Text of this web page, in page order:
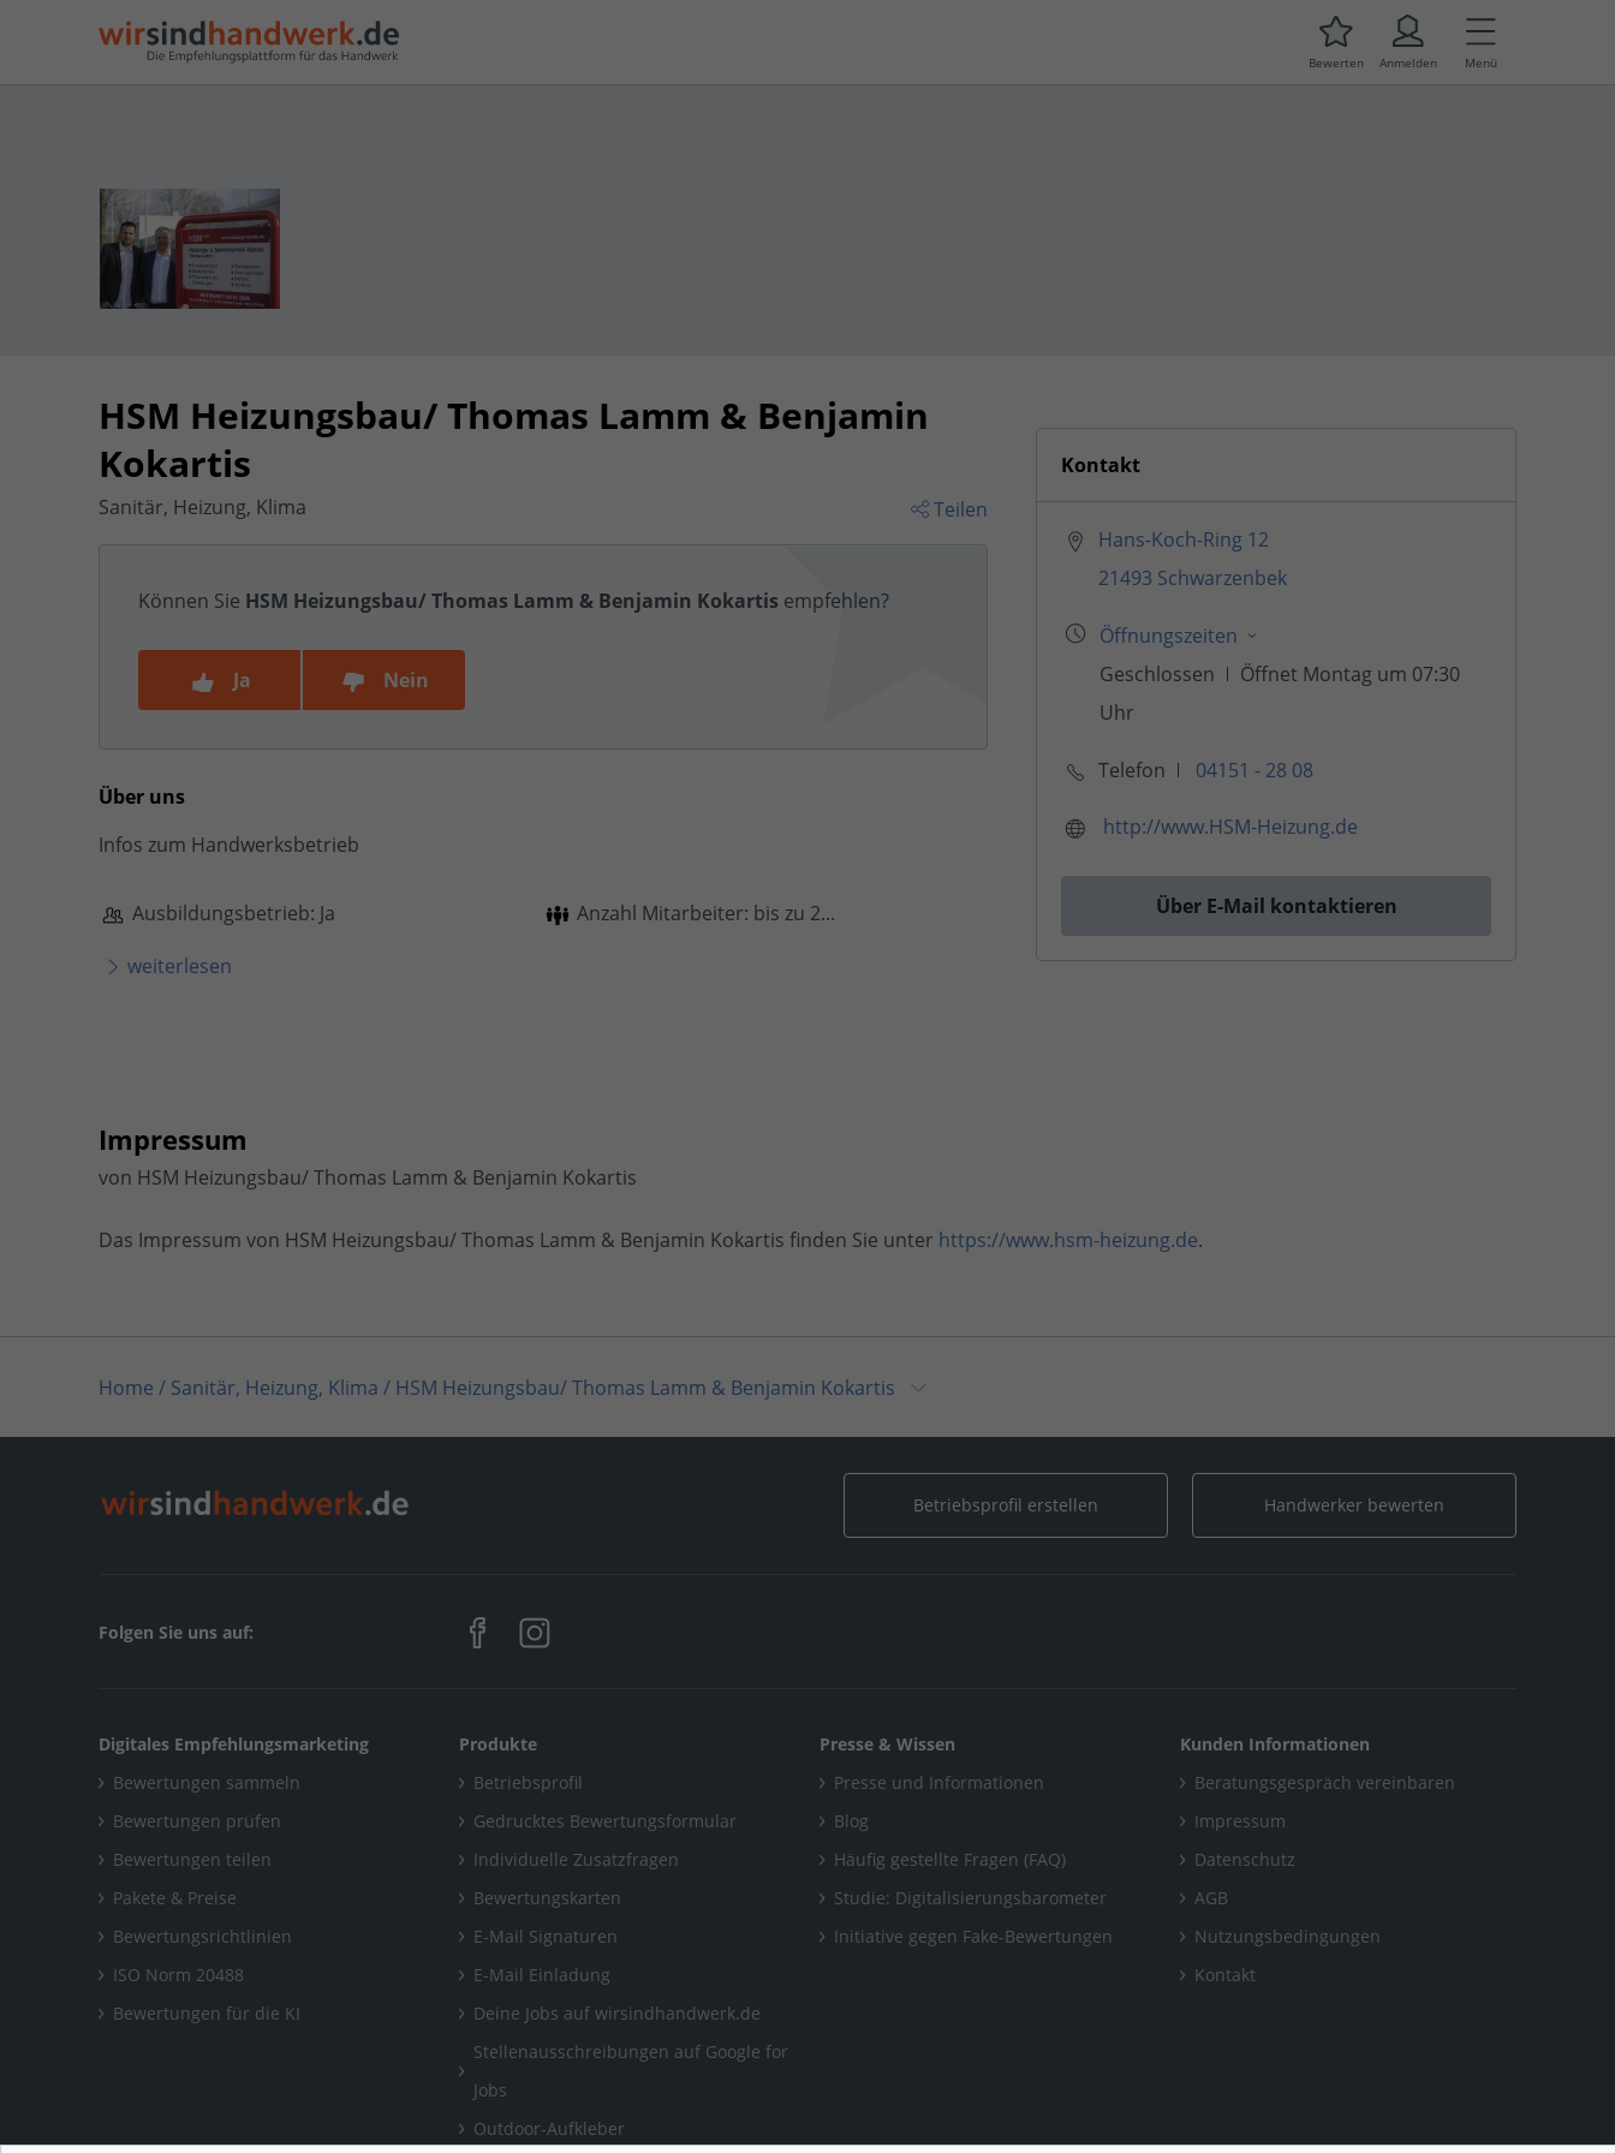
Bewerten Anmelden Menü
HSM Heizungsbau/ Thomas Lamm & Benjamin
Kokartis
Teilen
Sanitär, Heizung, Klima
Können Sie HSM Heizungsbau/ Thomas Lamm & Benjamin Kokartis empfehlen?
Ja Nein
Kontakt
Hans-Koch-Ring 12
21493 Schwarzenbek
Telefon 04151 - 28 08
http://www.HSM-Heizung.de
Über E-Mail kontaktieren
Über uns
Infos zum Handwerksbetrieb
Ausbildungsbetrieb: Ja
Anzahl Mitarbeiter: bis zu 2...
weiterlesen
Impressum
von HSM Heizungsbau/ Thomas Lamm & Benjamin Kokartis
Das Impressum von HSM Heizungsbau/ Thomas Lamm & Benjamin Kokartis finden Sie unter https://www.hsm-heizung.de.
Home / Sanitär, Heizung, Klima / HSM Heizungsbau/ Thomas Lamm & Benjamin Kokartis
Home/Sanitär, Heizung, Klima / Wärme-, Kälte- & Schallschutzisolation/HSM Heizungsbau/ Thomas Lamm & Benjamin Kokartis
Home/ Sanitär, Heizung, Klima / Bad & Sanitär
HSM Heizungsbau/ Thomas Lamm & Benjamin Kokartis
HSM Heizungsbau/ Thomas Lamm & Benjamin Kokartis
Betriebsprofil erstellen Handwerker bewerten
Folgen Sie uns auf:
Digitales Empfehlungsmarketing
Bewertungen sammeln
Bewertungen prüfen
Bewertungen teilen
Pakete & Preise
Bewertungsrichtlinien
ISO Norm 20488
Bewertungen für die KI
Produkte
Betriebsprofil
Gedrucktes Bewertungsformular
Individuelle Zusatzfragen
Bewertungskarten
E-Mail Signaturen
E-Mail Einladung
Deine Jobs auf wirsindhandwerk.de
Stellenausschreibungen auf Google for
Jobs
Outdoor-Aufkleber
Presse & Wissen
Presse und Informationen
Blog
Häufig gestellte Fragen (FAQ)
Studie: Digitalisierungsbarometer
Initiative gegen Fake-Bewertungen
Kunden Informationen
Beratungsgespräch vereinbaren
Impressum
Datenschutz
AGB
Nutzungsbedingungen
Kontakt